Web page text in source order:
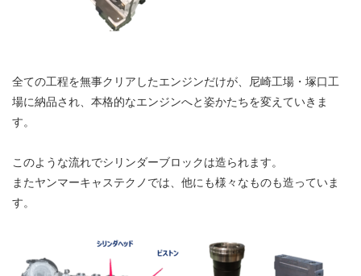
全ての工程を無事クリアしたエンジンだけが、尼崎工場・塚口工
場に納品され、本格的なエンジンへと姿かたちを変えていきま
す。
このような流れでシリンダーブロックは造られます。
またヤンマーキャステクノでは、他にも様々なものも造っていま
す。